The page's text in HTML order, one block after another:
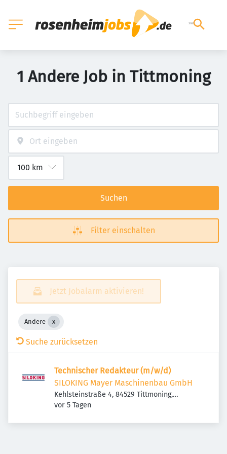
1 Andere Job in Tittmoning
Suchen
Filter einschalten
Jetzt Jobalarm aktivieren!
Andere
Suche zurücksetzen
Technischer Redakteur (m/w/d)
SILOKING Mayer Maschinenbau GmbH
Kehlsteinstraße 4, 84529 Tittmoning,
Deutschland
Veröffentlicht
vor 5 Tagen